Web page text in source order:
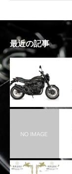
最近の記事